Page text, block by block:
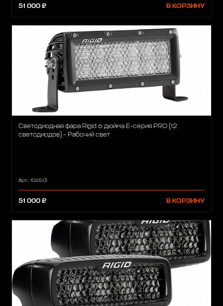
51 000 ₽ В КОРЗИНУ
Светодиодная фара Rigid 6 дюйма Е-серия PRO (12
светодиодов) - Рабочий свет
Арт.: 106513
51 000 ₽ В КОРЗИНУ